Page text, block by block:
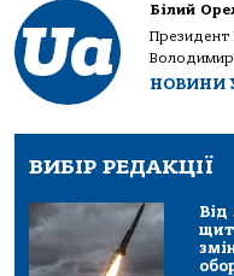
Білий
Президент
НОВИНИ
ВИБІР РЕДАКЦІЇ
Від